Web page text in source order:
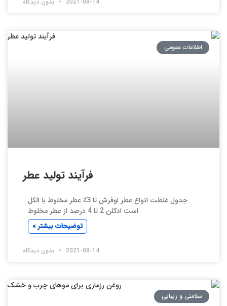
اطلاعات عمومی
فرآیند تولید عطر
جدول غلظت انواع عطر اوفرش تا 3٪ عطر مخلوط با الکل
است ادکلن 2 تا 4 درصد از عطر مخلوط
توضیحات بیشتر »
2021-08-14 بدون دیدگاه
سلامتی و زیبایی